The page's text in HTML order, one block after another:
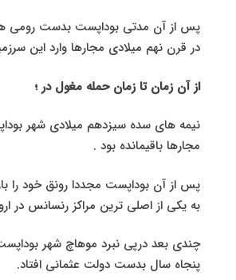
پس از آن مدتی بوداپست بدست رومی ها
در قرن نهم میلادی مجارها وارد این
از آن زمان تا زمان حمله مغول در ؛
نیمه های سده سیزدهم میلادی شهر
مجارها باقیمانده بود .
پس از آن بوداپست مجددا رونق خود را
به یکی از اصلی ترین مراکز رنسانس در
چندی بعد درپی نبرد موهاچ شهر
پنجاه سال بدست دولت عثمانی افتاد.